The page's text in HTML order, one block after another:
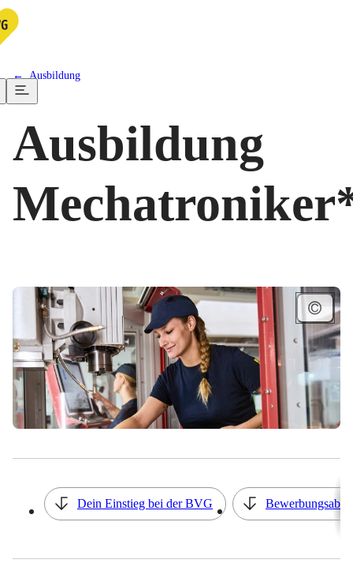
Ausbildung
Ausbildung
Dein Einstieg bei der BVG